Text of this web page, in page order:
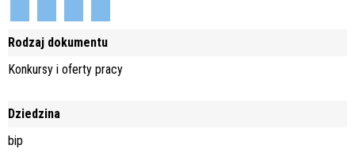
Rodzaj dokumentu
Konkursy i oferty pracy
Dziedzina
bip